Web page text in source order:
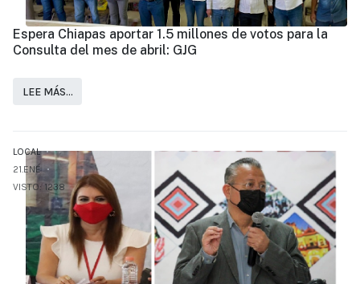
Espera Chiapas aportar 1.5 millones de votos para la
Consulta del mes de abril: GJG
LEE MÁS…
LOCAL
21.ENE
VISTO: 1238